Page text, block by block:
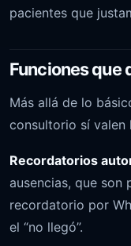
pacientes que
Funciones que
Más allá de lo
consultorio sí valen
Recordatorios
ausencias, que
recordatorio por
el “no llegó”.